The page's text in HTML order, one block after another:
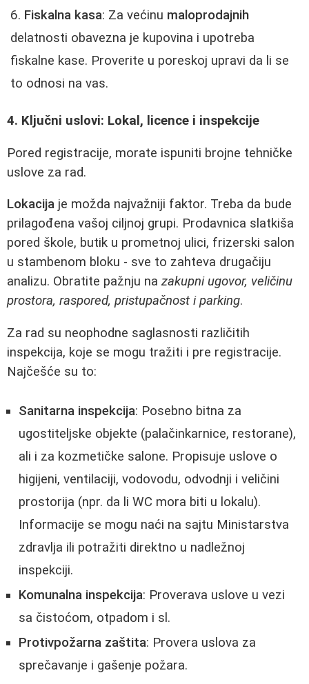
Fiskalna kasa: Za većinu maloprodajnih
delatnosti obavezna je kupovina i upotreba
fiskalne kase. Proverite u poreskoj upravi da li se
to odnosi na vas.
4. Ključni uslovi: Lokal, licence i inspekcije
Pored registracije, morate ispuniti brojne tehničke
uslove za rad.
Lokacija je možda najvažniji faktor. Treba da bude
prilagođena vašoj ciljnoj grupi. Prodavnica slatkiša
pored škole, butik u prometnoj ulici, frizerski salon
u stambenom bloku - sve to zahteva drugačiju
analizu. Obratite pažnju na zakupni ugovor, veličinu
prostora, raspored, pristupačnost i parking.
Za rad su neophodne saglasnosti različitih
inspekcija, koje se mogu tražiti i pre registracije.
Najčešće su to:
Sanitarna inspekcija: Posebno bitna za
ugostiteljske objekte (palačinkarnice, restorane),
ali i za kozmetičke salone. Propisuje uslove o
higijeni, ventilaciji, vodovodu, odvodnji i veličini
prostorija (npr. da li WC mora biti u lokalu).
Informacije se mogu naći na sajtu Ministarstva
zdravlja ili potražiti direktno u nadležnoj
inspekciji.
Komunalna inspekcija: Proverava uslove u vezi
sa čistoćom, otpadom i sl.
Protivpožarna zaštita: Provera uslova za
sprečavanje i gašenje požara.